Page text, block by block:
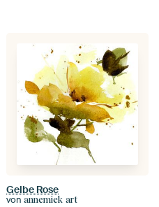
Gelbe Rose
von annemiek art